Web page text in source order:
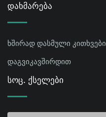
Დახმარება
ხშირად დასმული კითხვები
დაგვიკავშირდით
Სოც. Ქსელები